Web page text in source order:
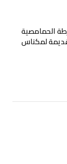
تاجراً.. شرطة الحمامصية
لمكناس